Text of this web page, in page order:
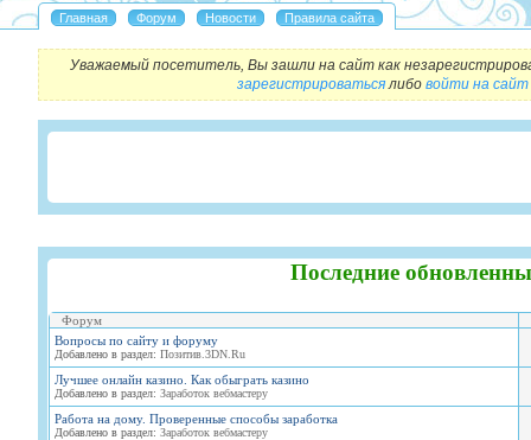
Уважаемый посетитель, Вы зашли на сайт как
зарегистрироватьсялибо войти на сайт
Последние
Форум
Вопросы по сайту и форуму
Добавлено в раздел: Позитив.3DN.Ru
Лучшее онлайн казино. Как обыграть казино
Добавлено в раздел: Заработок вебмастеру
Работа на дому. Проверенные способы заработка
Добавлено в раздел: Заработок вебмастеру